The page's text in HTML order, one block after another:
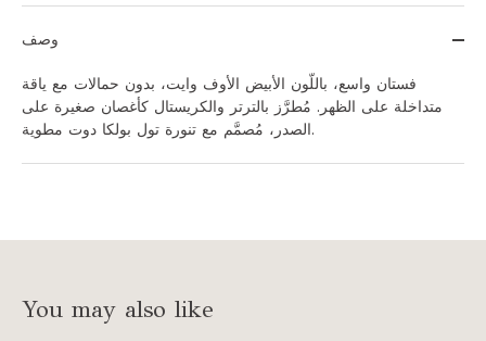
وصف
فستان واسع، باللَّون الأبيض الأوف وايت، بدون حمالات مع ياقة
متداخلة على الظهر. مُطرَّز بالترتر والكريستال كأغصان صغيرة على
الصدر، مُصمَّم مع تنورة تول بولكا دوت مطوية.
You may also like